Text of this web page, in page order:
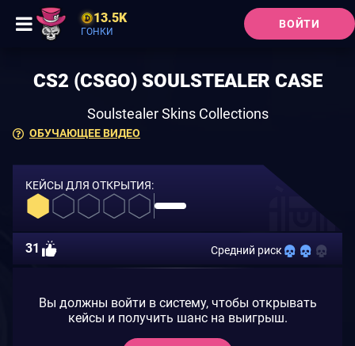
13.5K
ГОНКИ
ВОЙТИ
ОБУЧАЮЩЕЕ ВИДЕО
CS2 (CSGO) SOULSTEALER CASE
Soulstealer Skins Collections
КЕЙСЫ ДЛЯ ОТКРЫТИЯ:
31 Средний риск
Вы должны войти в систему, чтобы открывать
кейсы и получить шанс на выигрыш.